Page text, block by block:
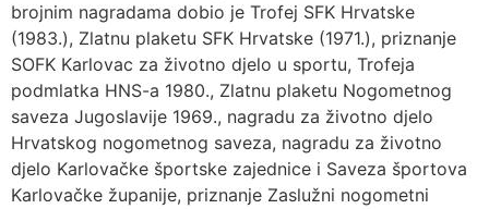
brojnim nagradama dobio je Trofej SFK Hrvatske
(1983.), Zlatnu plaketu SFK Hrvatske (1971.), priznanje
SOFK Karlovac za životno djelo u sportu, Trofeja
podmlatka HNS-a 1980., Zlatnu plaketu Nogometnog
saveza Jugoslavije 1969., nagradu za životno djelo
Hrvatskog nogometnog saveza, nagradu za životno
djelo Karlovačke športske zajednice i Saveza športova
Karlovačke županije, priznanje Zaslužni nogometni